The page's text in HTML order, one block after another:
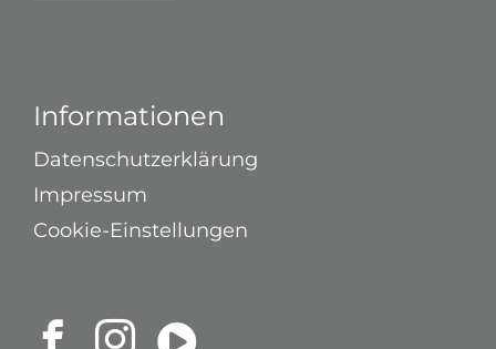
Informationen
Datenschutzerklärung
Impressum
Cookie-Einstellungen